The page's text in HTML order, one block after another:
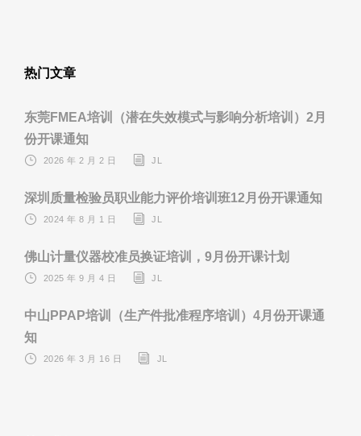
热门文章
东莞FMEA培训（潜在失效模式与影响分析培训）2月
份开课通知
2026 年 2 月 2 日 JL
深圳质量检验员职业能力评价培训班12月份开课通知
2024 年 8 月 1 日 JL
佛山计量仪器校准员换证培训，9月份开课计划
2025 年 9 月 4 日 JL
中山PPAP培训（生产件批准程序培训）4月份开课通
知
2026 年 3 月 16 日 JL